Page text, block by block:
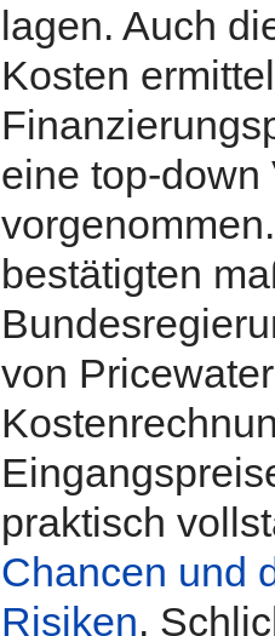
lagen. Auch
Kosten
eine top-down
bestätigten
von
praktisch
Chancen und
Risiken.